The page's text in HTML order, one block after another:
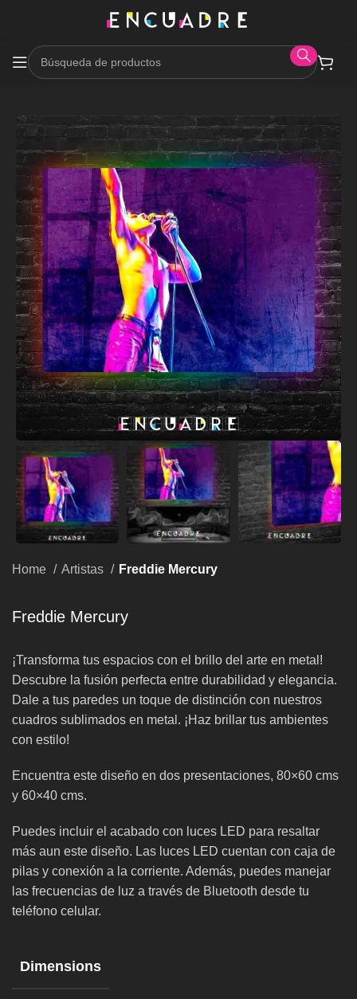
Home Artistas Freddie Mercury
Freddie Mercury
¡Transforma tus espacios con el brillo del arte en metal!
Descubre la fusión perfecta entre durabilidad y elegancia.
Dale a tus paredes un toque de distinción con nuestros
cuadros sublimados en metal. ¡Haz brillar tus ambientes
con estilo!
Encuentra este diseño en dos presentaciones, 80×60 cms
y 60×40 cms.
Puedes incluir el acabado con luces LED para resaltar
más aun este diseño. Las luces LED cuentan con caja de
pilas y conexión a la corriente. Además, puedes manejar
las frecuencias de luz a través de Bluetooth desde tu
teléfono celular.
Dimensions